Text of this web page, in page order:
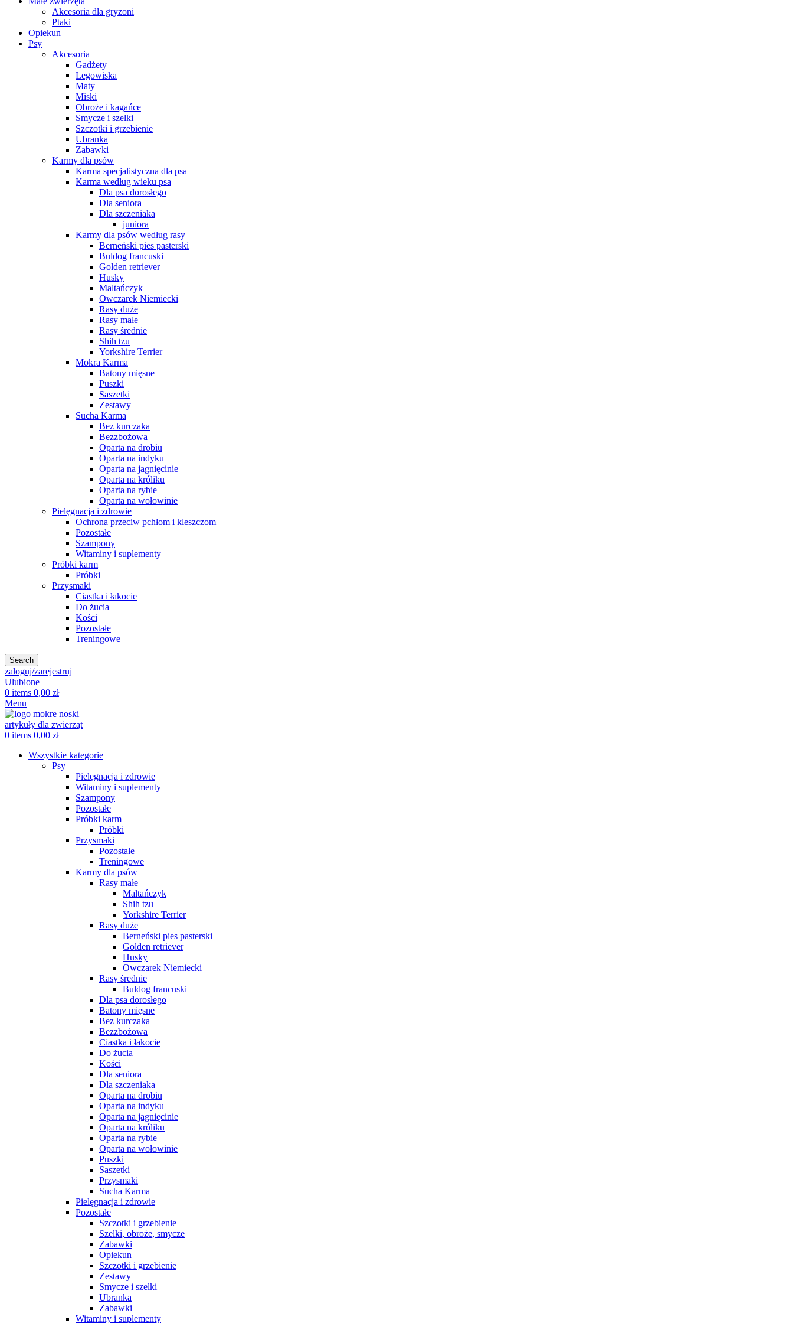
Akcesoria dla gryzoni
Ptaki
Opiekun
Psy
Akcesoria
Gadżety
Legowiska
Maty
Miski
Obroże i kagańce
Smycze i szelki
Szczotki i grzebienie
Ubranka
Zabawki
Karmy dla psów
Karma specjalistyczna dla psa
Karma według wieku psa
Dla psa dorosłego
Dla seniora
Dla szczeniaka
juniora
Karmy dla psów według rasy
Berneński pies pasterski
Buldog francuski
Golden retriever
Husky
Maltańczyk
Owczarek Niemiecki
Rasy duże
Rasy małe
Rasy średnie
Shih tzu
Yorkshire Terrier
Mokra Karma
Batony mięsne
Puszki
Saszetki
Zestawy
Sucha Karma
Bez kurczaka
Bezzbożowa
Oparta na drobiu
Oparta na indyku
Oparta na jagnięcinie
Oparta na króliku
Oparta na rybie
Oparta na wołowinie
Pielęgnacja i zdrowie
Ochrona przeciw pchłom i kleszczom
Pozostałe
Szampony
Witaminy i suplementy
Próbki karm
Próbki
Przysmaki
Ciastka i łakocie
Do żucia
Kości
Pozostałe
Treningowe
Search
zaloguj/zarejestruj
Ulubione
0 items 0,00 zł
Menu
0 items 0,00 zł
Wszystkie kategorie
Psy
Pielęgnacja i zdrowie
Witaminy i suplementy
Szampony
Pozostałe
Próbki karm
Próbki
Przysmaki
Pozostałe
Treningowe
Karmy dla psów
Rasy małe
Maltańczyk
Shih tzu
Yorkshire Terrier
Rasy duże
Berneński pies pasterski
Golden retriever
Husky
Owczarek Niemiecki
Rasy średnie
Buldog francuski
Dla psa dorosłego
Batony mięsne
Bez kurczaka
Bezzbożowa
Ciastka i łakocie
Do żucia
Kości
Dla seniora
Dla szczeniaka
Oparta na drobiu
Oparta na indyku
Oparta na jagnięcinie
Oparta na króliku
Oparta na rybie
Oparta na wołowinie
Puszki
Saszetki
Przysmaki
Sucha Karma
Pielęgnacja i zdrowie
Pozostałe
Szczotki i grzebienie
Szelki, obroże, smycze
Zabawki
Opiekun
Szczotki i grzebienie
Zestawy
Smycze i szelki
Ubranka
Zabawki
Witaminy i suplementy